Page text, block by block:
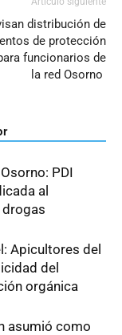
distribución de
de protección
funcionarios de
la red Osorno
PDI
al
Apicultores del
del
orgánica
asumió como